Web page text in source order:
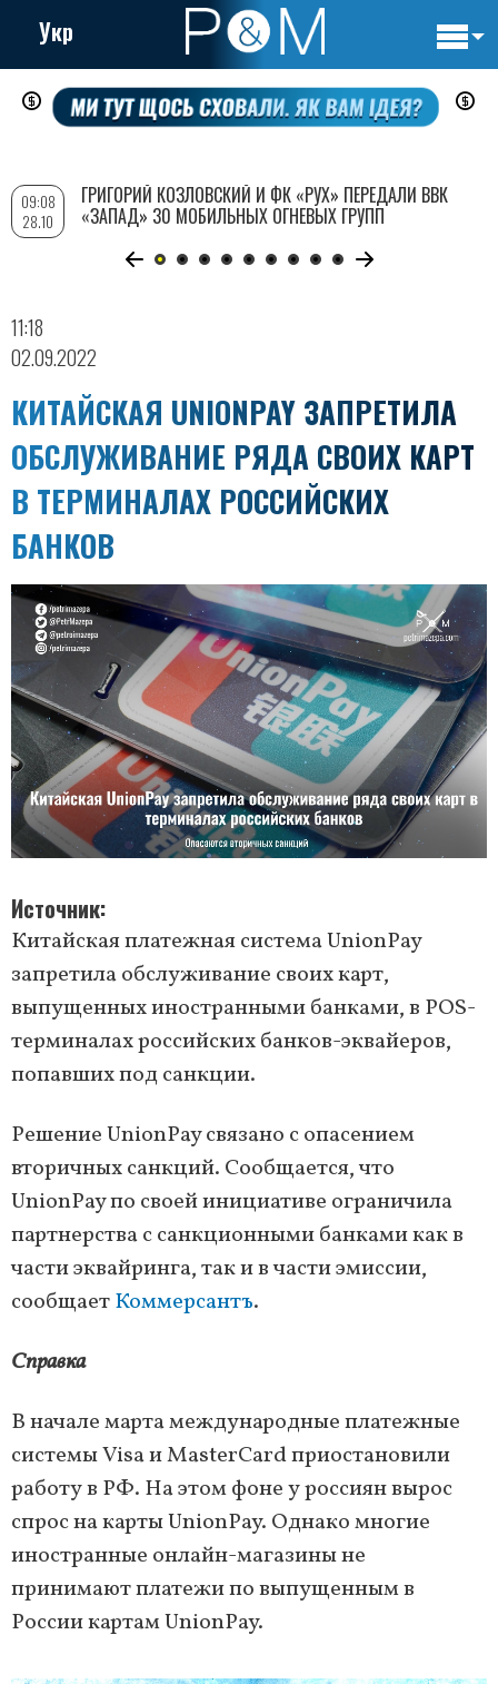
Перейти
содержанию
Укр
11:18
02.09.2022
КИТАЙСКАЯ UNIONPAY ЗАПРЕТИЛА
ОБСЛУЖИВАНИЕ РЯДА СВОИХ КАРТ
В ТЕРМИНАЛАХ РОССИЙСКИХ
БАНКОВ
Источник
Китайская платежная система UnionPay
запретила обслуживание своих карт,
выпущенных иностранными банками, в POS-
терминалах российских банков-эквайеров,
попавших под санкции.
Решение UnionPay связано с опасением
вторичных санкций. Сообщается, что
UnionPay по своей инициативе ограничила
партнерства с санкционными банками как в
части эквайринга, так и в части эмиссии,
сообщаетКоммерсантъ.
Справка
В начале марта международные платежные
системы Visa и MasterCard приостановили
работу в РФ. На этом фоне у россиян вырос
спрос на карты UnionPay. Однако многие
иностранные онлайн-магазины не
принимают платежи по выпущенным в
России картам UnionPay.
09:08
28.10
ГРИГОРИЙ КОЗЛОВСКИЙ И ФК «РУХ» ПЕРЕДАЛИ ВВК
«ЗАПАД» 30 МОБИЛЬНЫХ ОГНЕВЫХ ГРУПП